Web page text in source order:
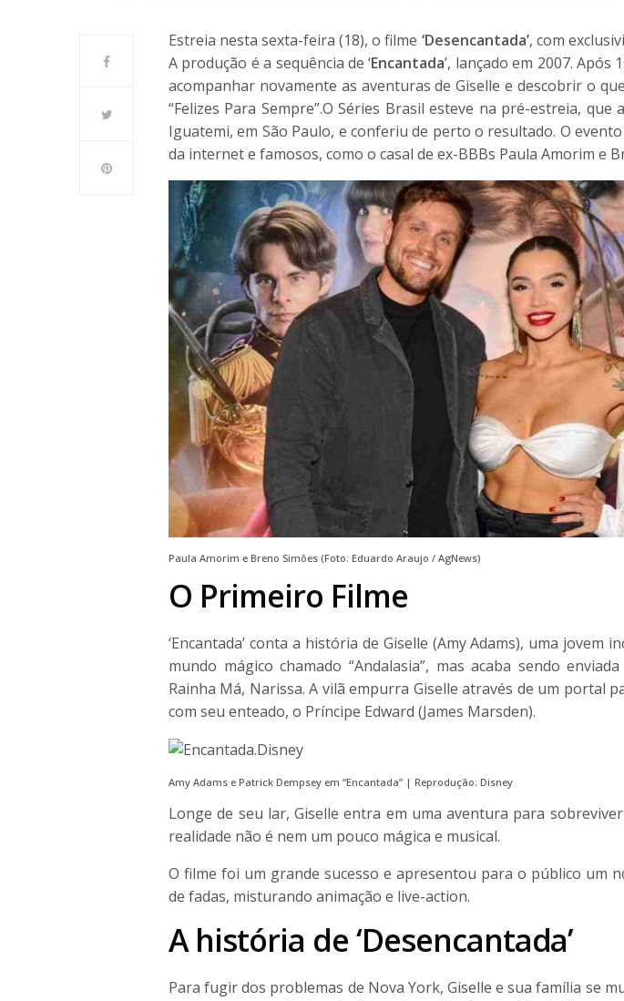
Estreia nesta sexta-feira (18), o filme ‘Desencantada’, com
A produção é a sequência de ‘Encantada’, lançado em 2007. Após
acompanhar novamente as aventuras de Giselle e descobrir o
“Felizes Para Sempre”.O Séries Brasil esteve na pré-estreia, que
Iguatemi, em São Paulo, e conferiu de perto o resultado. O
da internet e famosos, como o casal de ex-BBBs Paula Amorim e
Paula Amorim e Breno Simões (Foto: Eduardo Araujo / AgNews)
O Primeiro Filme
‘Encantada’ conta a história de Giselle (Amy Adams), uma jovem
mundo mágico chamado “Andalasia”, mas acaba sendo
Rainha Má, Narissa. A vilã empurra Giselle através de um portal
com seu enteado, o Príncipe Edward (James Marsden).
Amy Adams e Patrick Dempsey em “Encantada” | Reprodução: Disney
Longe de seu lar, Giselle entra em uma aventura para
realidade não é nem um pouco mágica e musical.
O filme foi um grande sucesso e apresentou para o público um
de fadas, misturando animação e live-action.
A história de ‘Desencantada’
Para fugir dos problemas de Nova York, Giselle e sua família se